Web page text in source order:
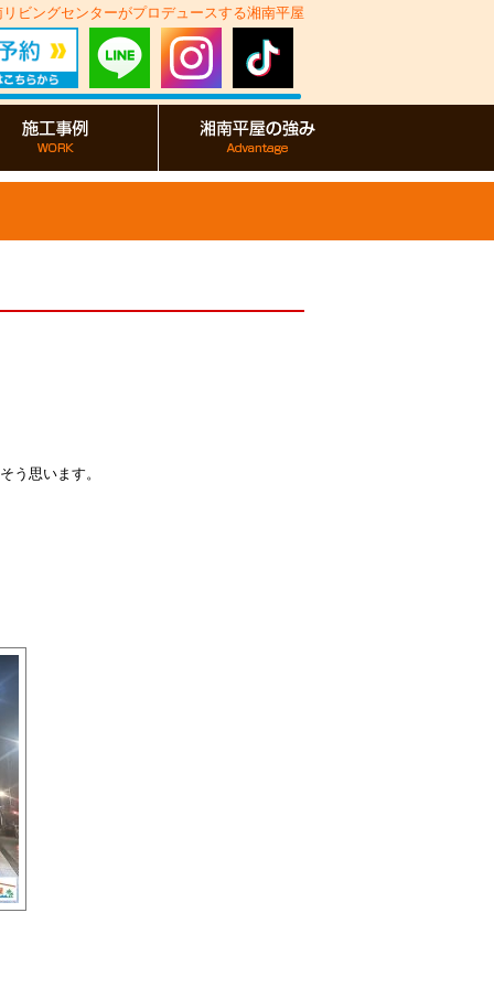
ビングセンターがプロデュースする湘南平屋
う思います。